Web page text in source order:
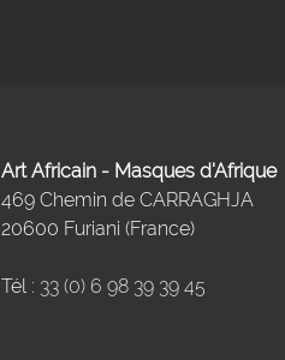
Art Africain - Masques d'Afrique
469 Chemin de CARRAGHJA
20600 Furiani (France)
Tél : 33 (0) 6 98 39 39 45